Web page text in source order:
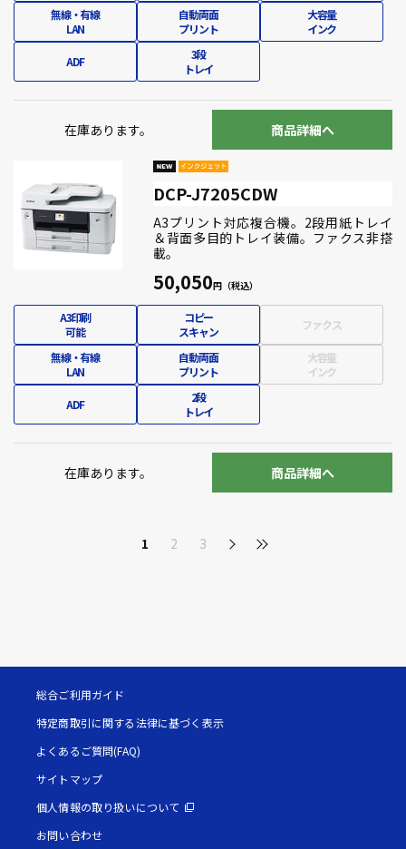
無線・有線
LAN
自動両面
プリント
大容量
インク
ADF
3段
トレイ
在庫あります。 商品詳細へ
DCP-J7205CDW
A3プリント対応複合機。2段用紙トレイ
＆背面多目的トレイ装備。ファクス非搭
載。
50,050
A3印刷
可能
コピー
スキャン
ファクス
無線・有線
LAN
自動両面
プリント
大容量
インク
ADF
2段
トレイ
在庫あります。 商品詳細へ
1 2 3
総合ご利用ガイド
特定商取引に関する法律に基づく表示
よくあるご質問(FAQ)
サイトマップ
個人情報の取り扱いについて
お問い合わせ